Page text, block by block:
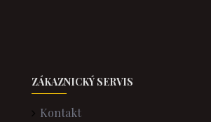
ZÁKAZNICKÝ SERVIS
Kontakt